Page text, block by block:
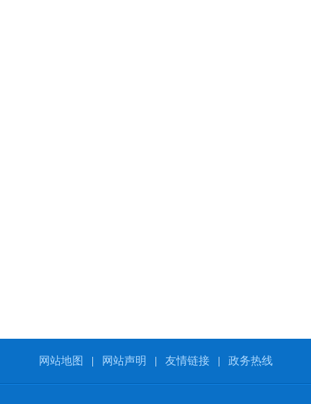
网站地图 | 网站声明 | 友情链接 | 政务热线